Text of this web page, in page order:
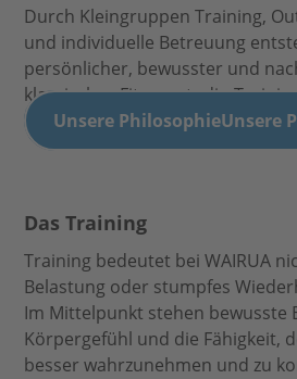
Durch Kleingruppen Training,
und individuelle Betreuung
persönlicher, bewusster und
klassisches Fitnessstudio
Unsere PhilosophieUnsere
Das Training
Training bedeutet bei WAIRUA
Belastung oder stumpfes
Im Mittelpunkt stehen bewusste
Körpergefühl und die Fähigkeit,
besser wahrzunehmen und zu